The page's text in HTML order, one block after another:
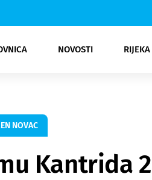
NOVOSTI
Rijeka Opatija
NK
Moda
Kultura
NOVAC
Kantrida